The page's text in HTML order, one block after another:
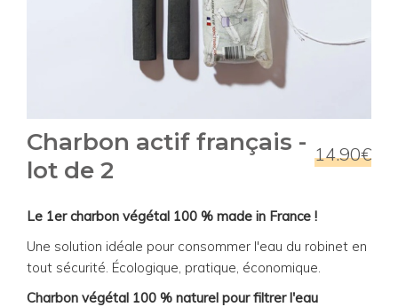
14.90€
Charbon actif français -
lot de 2
Le 1er charbon végétal 100 % made in France !
Une solution idéale pour consommer l'eau du robinet en
tout sécurité. Écologique, pratique, économique.
Charbon végétal 100 % naturel pour filtrer l'eau